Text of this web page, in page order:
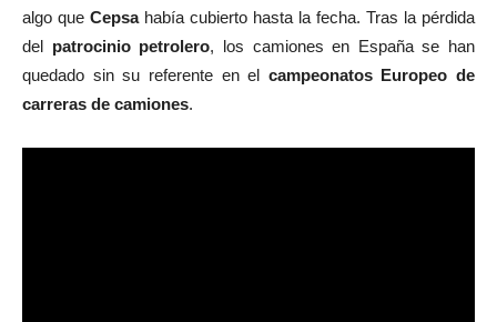
algo que Cepsa había cubierto hasta la fecha. Tras la pérdida
del patrocinio petrolero, los camiones en España se han
quedado sin su referente en el campeonatos Europeo de
carreras de camiones.